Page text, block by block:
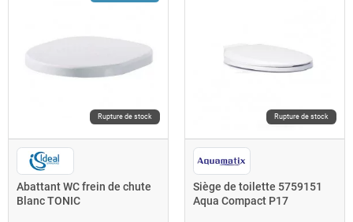
Rupture de stock
Abattant WC frein de chute
Blanc TONIC
Rupture de stock
Siège de toilette 5759151
Aqua Compact P17